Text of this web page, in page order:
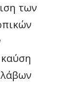
των